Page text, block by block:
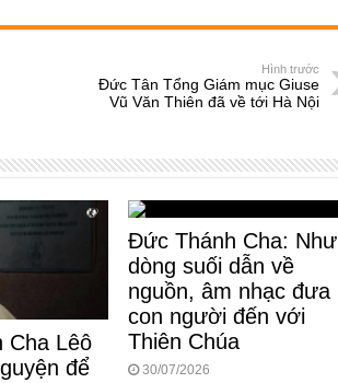
ar
Hình trước
Đức Tân Tổng Giám mục Giuse
Vũ Văn Thiên đã về tới Hà Nội
Cha Lêô
để
Đức Thánh Cha: Như
dòng suối dẫn về
nguồn, âm nhạc đưa
con người đến với
Thiên Chúa
30/07/2026